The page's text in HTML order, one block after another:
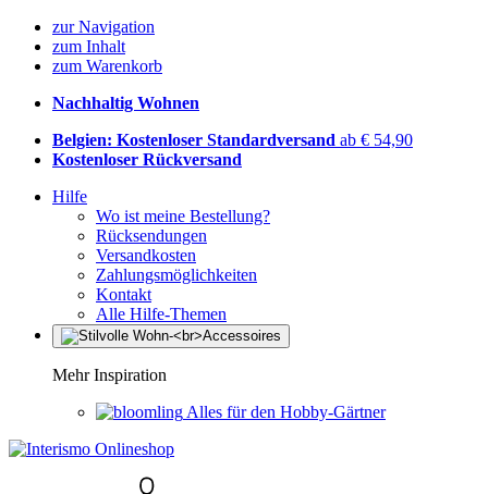
zur Navigation
zum Inhalt
zum Warenkorb
Nachhaltig Wohnen
Belgien: Kostenloser Standardversand ab € 54,90
Kostenloser Rückversand
Hilfe
Wo ist meine Bestellung?
Rücksendungen
Versandkosten
Zahlungsmöglichkeiten
Kontakt
Alle Hilfe-Themen
Mehr Inspiration
Alles für den Hobby-Gärtner